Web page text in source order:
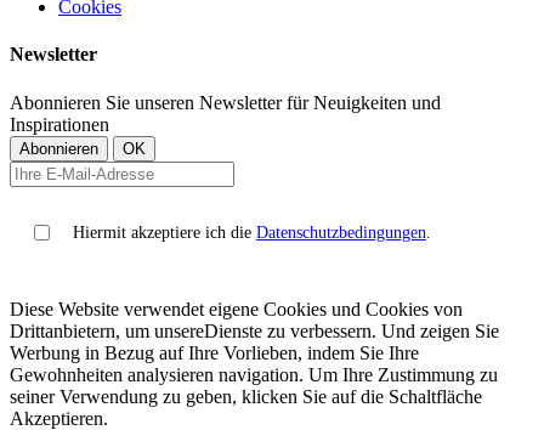
Cookies
Newsletter
Abonnieren Sie unseren Newsletter für Neuigkeiten und
Inspirationen
Hiermit akzeptiere ich die Datenschutzbedingungen
Diese Website verwendet eigene Cookies und Cookies von
Drittanbietern, um unsereDienste zu verbessern. Und zeigen Sie
Werbung in Bezug auf Ihre Vorlieben, indem Sie Ihre
Gewohnheiten analysieren navigation. Um Ihre Zustimmung zu
seiner Verwendung zu geben, klicken Sie auf die Schaltfläche
Akzeptieren.